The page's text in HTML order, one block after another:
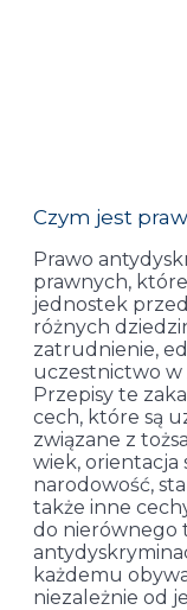
Czym jest
Prawo
prawnych,
jednostek
różnych
zatrudnienie,
uczestnictwo w
Przepisy te
cech, które są
związane z
wiek, orientacja
narodowość,
także inne
do nierównego
każdemu
niezależnie od